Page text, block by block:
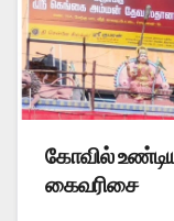
கோவில்
கைவரிசை